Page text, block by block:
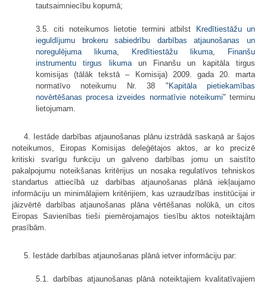
tautsaimniecību kopumā;
3.5. citi noteikumos lietotie termini atbilst Kredītiestāžu un
ieguldījumu brokeru sabiedrību darbības atjaunošanas un
noregulējuma likuma
Kredītiestāžu likuma
Finanšu
instrumentu tirgus likumaun Finanšu un kapitāla tirgus
komisijas (tālāk tekstā – Komisija) 2009. gada 20. marta
normatīvo noteikumu Nr. 38 "Kapitāla pietiekamības
novērtēšanas procesa izveides normatīvie noteikumi" terminu
lietojumam.
4. Iestāde darbības atjaunošanas plānu izstrādā saskaņā ar šajos
noteikumos, Eiropas Komisijas deleģētajos aktos, ar ko precizē
kritiski svarīgu funkciju un galveno darbības jomu un saistīto
pakalpojumu noteikšanas kritērijus un nosaka regulatīvos tehniskos
standartus attiecībā uz darbības atjaunošanas plānā iekļaujamo
informāciju un minimālajiem kritērijiem, kas uzraudzības institūcijai ir
jāizvērtē darbības atjaunošanas plāna vērtēšanas nolūkā, un citos
Eiropas Savienības tieši piemērojamajos tiesību aktos noteiktajām
prasībām.
5. Iestāde darbības atjaunošanas plānā ietver informāciju par:
5.1. darbības atjaunošanas plānā noteiktajiem kvalitatīvajiem